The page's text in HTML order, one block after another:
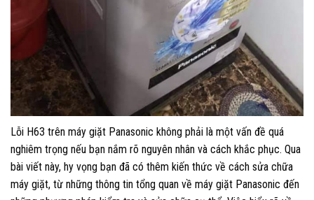
Lỗi H63 trên máy giặt Panasonic không phải là một vấn đề quá
nghiêm trọng nếu bạn nắm rõ nguyên nhân và cách khắc phục. Qua
bài viết này, hy vọng bạn đã có thêm kiến thức về cách sửa chữa
máy giặt, từ những thông tin tổng quan về máy giặt Panasonic đến